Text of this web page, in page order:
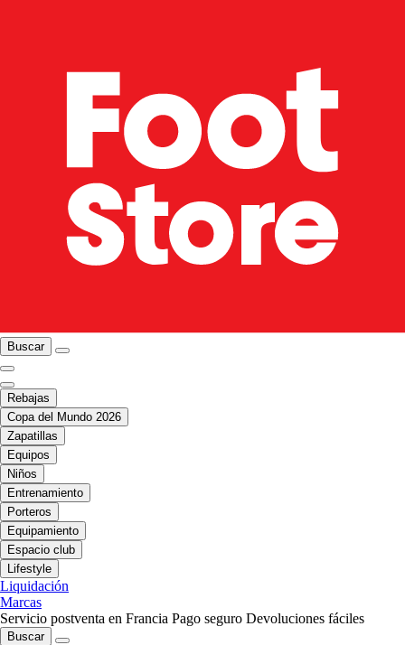
Buscar
Rebajas
Copa del Mundo 2026
Zapatillas
Equipos
Niños
Entrenamiento
Porteros
Equipamiento
Espacio club
Lifestyle
Liquidación
Marcas
Servicio postventa en Francia Pago seguro Devoluciones fáciles
Buscar